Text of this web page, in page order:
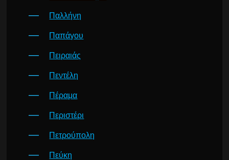
Παλλήνη
Παπάγου
Πειραιάς
Πεντέλη
Πέραμα
Περιστέρι
Πετρούπολη
Πεύκη